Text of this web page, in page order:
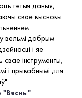
гэтыя даныя,
свае высновы
вельмі добрым
і яе
інструменты,
і прывабнымі для
"Вясны"